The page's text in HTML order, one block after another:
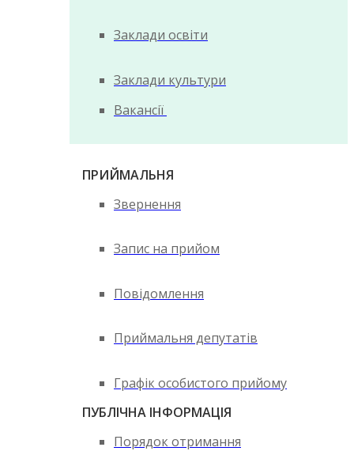
Заклади освіти
Заклади культури
Вакансії
ПРИЙМАЛЬНЯ
Звернення
Запис на прийом
Повідомлення
Приймальня депутатів
Графік особистого прийому
ПУБЛІЧНА ІНФОРМАЦІЯ
Порядок отримання